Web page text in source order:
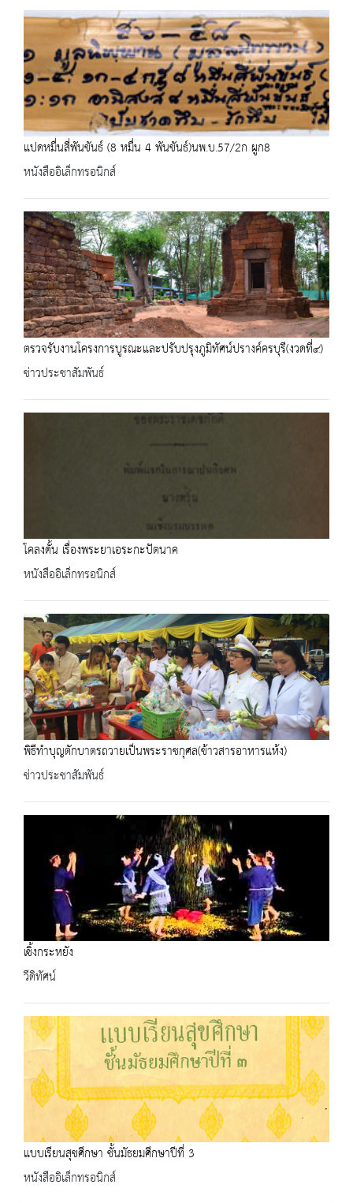
แปดหมื่นสี่พันขันธ์ (8 หมื่น 4 พันขันธ์)นพ.บ.57/2ก ผูก8
หนังสืออิเล็กทรอนิกส์
ตรวจรับงานโครงการบูรณะและปรับปรุงภูมิทัศน์ปรางค์ครบุรี(งวดที่๔)
ข่าวประชาสัมพันธ์
โคลงดั้น เรื่องพระยาเอระกะปัตนาค
หนังสืออิเล็กทรอนิกส์
พิธีทำบุญตักบาตรถวายเป็นพระราชกุศล(ข้าวสารอาหารแห้ง)
ข่าวประชาสัมพันธ์
เซิ้งกระหยัง
วีดิทัศน์
แบบเรียนสุขศึกษา ชั้นมัธยมศึกษาปีที่ 3
หนังสืออิเล็กทรอนิกส์